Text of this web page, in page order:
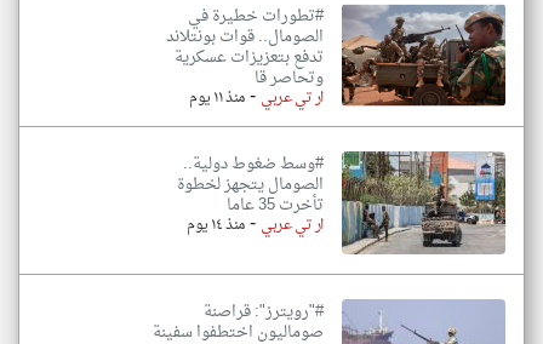
#تطورات خطيرة في
الصومال.. قوات بونتلاند
تدفع بتعزيزات عسكرية
وتحاصر قا
ار تي عربي -منذ ١١ يوم
#وسط ضغوط دولية..
الصومال يتجهز لخطوة
تأخرت 35 عاما
ار تي عربي -منذ ١٤ يوم
#"رويترز": قراصنة
صوماليون اختطفوا سفينة